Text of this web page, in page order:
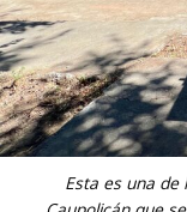
Esta es una de